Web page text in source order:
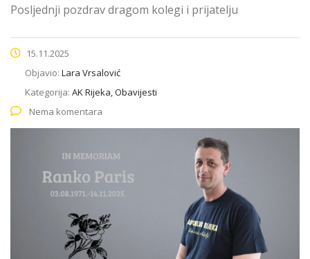
Posljednji pozdrav dragom kolegi i prijatelju
15.11.2025
Objavio: Lara Vrsalović
Kategorija: AK Rijeka, Obavijesti
Nema komentara